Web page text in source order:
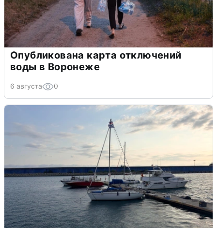
Опубликована карта отключений
воды в Воронеже
6 августа 0